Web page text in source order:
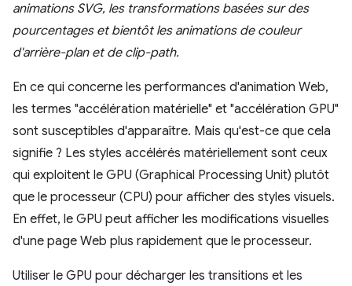
animations SVG, les transformations basées sur des
pourcentages et bientôt les animations de couleur
d'arrière-plan et de clip-path.
En ce qui concerne les performances d'animation Web,
les termes "accélération matérielle" et "accélération GPU"
sont susceptibles d'apparaître. Mais qu'est-ce que cela
signifie ? Les styles accélérés matériellement sont ceux
qui exploitent le GPU (Graphical Processing Unit) plutôt
que le processeur (CPU) pour afficher des styles visuels.
En effet, le GPU peut afficher les modifications visuelles
d'une page Web plus rapidement que le processeur.
Utiliser le GPU pour décharger les transitions et les